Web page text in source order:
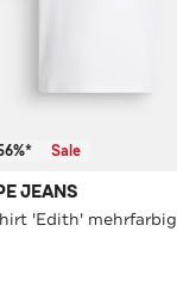
Sale
JEANS
'Edith' mehrfarbig